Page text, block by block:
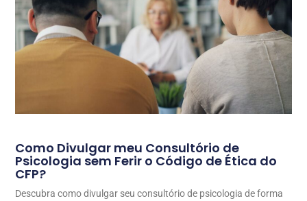
Como Divulgar meu Consultório de
Psicologia sem Ferir o Código de Ética do
CFP?
Descubra como divulgar seu consultório de psicologia de forma